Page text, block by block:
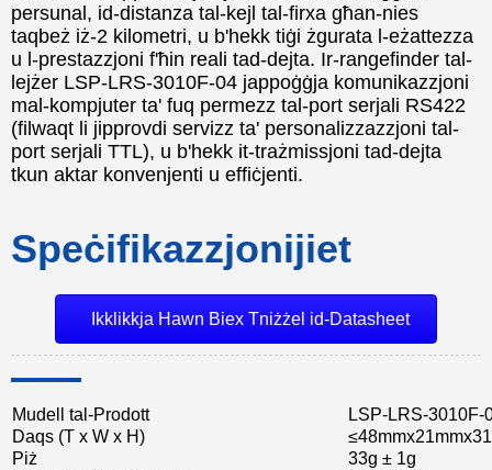
persunal, id-distanza tal-kejl tal-firxa għan-nies
taqbeż iż-2 kilometri, u b'hekk tiġi żgurata l-eżattezza
u l-prestazzjoni f'ħin reali tad-dejta. Ir-rangefinder tal-
lejżer LSP-LRS-3010F-04 jappoġġja komunikazzjoni
mal-kompjuter ta' fuq permezz tal-port serjali RS422
(filwaqt li jipprovdi servizz ta' personalizzazzjoni tal-
port serjali TTL), u b'hekk it-trażmissjoni tad-dejta
tkun aktar konvenjenti u effiċjenti.
Speċifikazzjonijiet
Ikklikkja Hawn Biex Tniżżel id-Datasheet
Mudell tal-Prodott
LSP-LRS-3010F-
Daqs (T x W x H)
Piż
33g ± 1g